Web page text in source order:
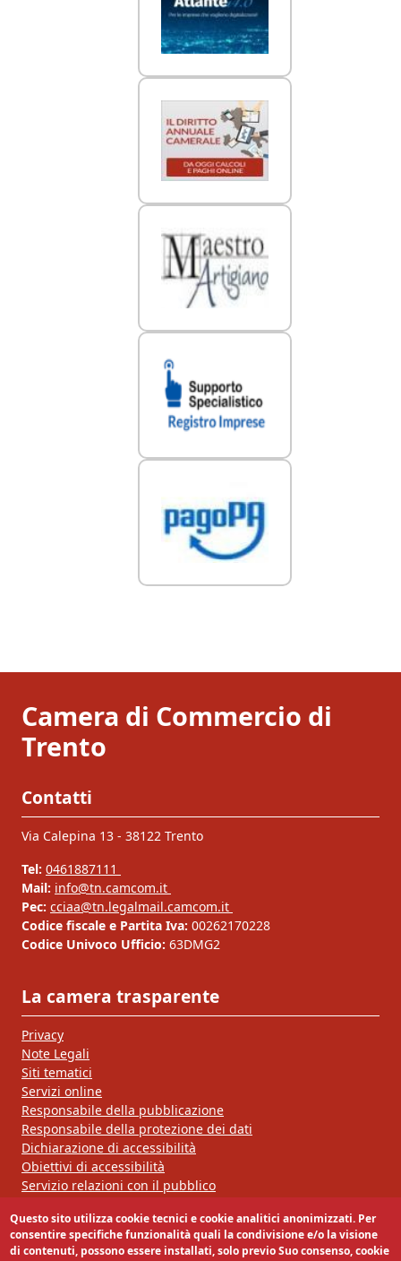
Camera di Commercio di
Trento
Contatti
Via Calepina 13 - 38122 Trento
Tel: 0461887111
Mail: info@tn.camcom.it
Pec: cciaa@tn.legalmail.camcom.it
Codice fiscale e Partita Iva: 00262170228
Codice Univoco Ufficio: 63DMG2
La camera trasparente
Privacy
Note Legali
Siti tematici
Servizi online
Responsabile della pubblicazione
Responsabile della protezione dei dati
Dichiarazione di accessibilità
Obiettivi di accessibilità
Servizio relazioni con il pubblico
Segui la nostra pagina:
Questo sito utilizza cookie tecnici e cookie analitici anonimizzati. Per
consentire specifiche funzionalità quali la condivisione e/o la visione
di contenuti, possono essere installati, solo previo Suo consenso, cookie